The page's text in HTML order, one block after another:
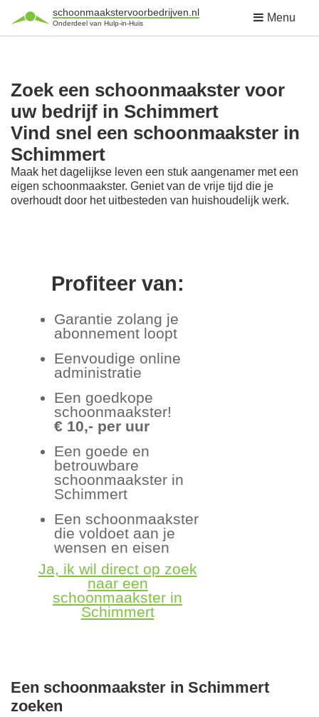
schoonmaakstervoorbedrijven.nl
Onderdeel van Hulp-in-Huis Menu
Zoek een schoonmaakster voor
uw bedrijf in Schimmert
Vind snel een schoonmaakster in
Schimmert
Maak het dagelijkse leven een stuk aangenamer met een
eigen schoonmaakster. Geniet van de vrije tijd die je
overhoudt door het uitbesteden van huishoudelijk werk.
Profiteer van:
Garantie zolang je
abonnement loopt
Eenvoudige online
administratie
Een goedkope
schoonmaakster!
€ 10,- per uur
Een goede en
betrouwbare
schoonmaakster in
Schimmert
Een schoonmaakster
die voldoet aan je
wensen en eisen
Ja, ik wil direct op zoek
naar een
schoonmaakster in
Schimmert
Een schoonmaakster in Schimmert
zoeken